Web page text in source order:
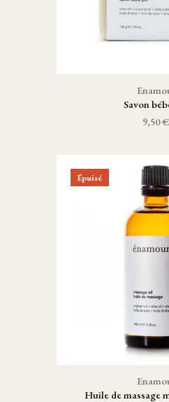
Savon
9,50 €
Épuisé
Huile de massage